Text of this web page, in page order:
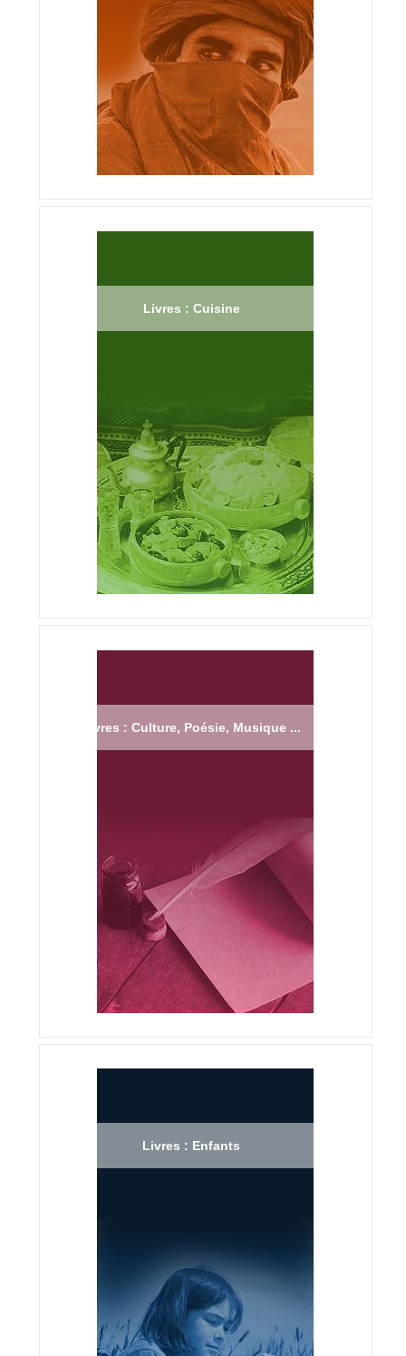
Livres : Cuisine
Livres : Culture, Poésie, Musique ...
Livres : Enfants